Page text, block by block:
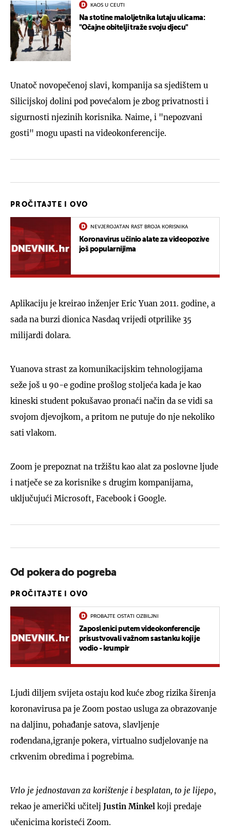
KAOS U CEUTI
Na stotine maloljetnika lutaju ulicama:
"Očajne obitelji traže svoju djecu"
Unatoč novopečenoj slavi, kompanija sa sjedištem u
Silicijskoj dolini pod povećalom je zbog privatnosti i
sigurnosti njezinih korisnika. Naime, i "nepozvani
gosti" mogu upasti na videokonferencije.
PROČITAJTE I OVO
NEVJEROJATAN RAST BROJA KORISNIKA
Koronavirus učinio alate za videopozive
još popularnijima
Aplikaciju je kreirao inženjer Eric Yuan 2011. godine, a
sada na burzi dionica Nasdaq vrijedi otprilike 35
milijardi dolara.
Yuanova strast za komunikacijskim tehnologijama
seže još u 90-e godine prošlog stoljeća kada je kao
kineski student pokušavao pronaći način da se vidi sa
svojom djevojkom, a pritom ne putuje do nje nekoliko
sati vlakom.
Zoom je prepoznat na tržištu kao alat za poslovne ljude
i natječe se za korisnike s drugim kompanijama,
uključujući Microsoft, Facebook i Google.
Od pokera do pogreba
PROČITAJTE I OVO
PROBAJTE OSTATI OZBILJNI
Zaposlenici putem videokonferencije
prisustvovali važnom sastanku koji je
vodio - krumpir
Ljudi diljem svijeta ostaju kod kuće zbog rizika širenja
koronavirusa pa je Zoom postao usluga za obrazovanje
na daljinu, pohađanje satova, slavljenje
rođendana,igranje pokera, virtualno sudjelovanje na
crkvenim obredima i pogrebima.
Vrlo je jednostavan za korištenje i besplatan, to je lijepo,
rekao je američki učitelj Justin Minkel koji predaje
učenicima koristeći Zoom.